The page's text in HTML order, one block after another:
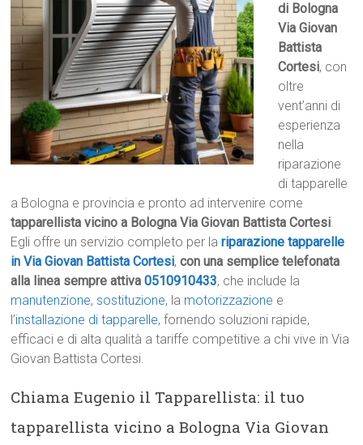
di Bologna
Via Giovan
Battista
Cortesi, con
oltre
vent’anni di
esperienza
nella
riparazione
di tapparelle
a Bologna e provincia e pronto ad intervenire come
tapparellista vicino a Bologna Via Giovan Battista Cortesi.
Egli offre un servizio completo per lariparazione tapparelle
in Via Giovan Battista Cortesi, con una semplice telefonata
alla linea sempre attiva0510910433, che include la
manutenzione,sostituzione, la motorizzazione e
l’installazione di tapparelle, fornendo soluzioni rapide,
efficaci e di alta qualità a tariffe competitive a chi vive in Via
Giovan Battista Cortesi.
Chiama Eugenio il Tapparellista: il tuo
tapparellista vicino a Bologna Via Giovan